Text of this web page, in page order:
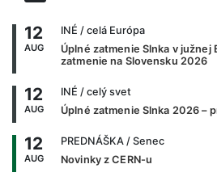
12
AUG
INÉ / celá Európa
Úplné zatmenie Slnka v južnej
zatmenie na Slovensku 2026
12
AUG
INÉ / celý svet
Úplné zatmenie Slnka 2026 –
12
AUG
PREDNÁŠKA / Senec
Novinky z CERN-u